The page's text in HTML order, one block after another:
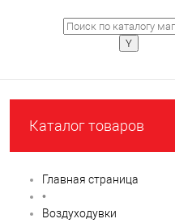
Каталог товаров
Главная страница
•
Воздуходувки